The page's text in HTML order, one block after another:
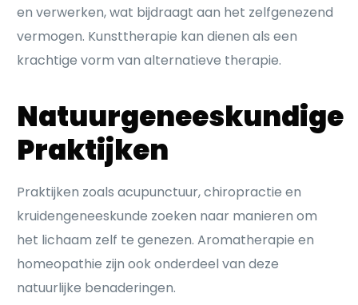
en verwerken, wat bijdraagt aan het zelfgenezend
vermogen. Kunsttherapie kan dienen als een
krachtige vorm van alternatieve therapie.
Natuurgeneeskundige
Praktijken
Praktijken zoals acupunctuur, chiropractie en
kruidengeneeskunde zoeken naar manieren om
het lichaam zelf te genezen. Aromatherapie en
homeopathie zijn ook onderdeel van deze
natuurlijke benaderingen.